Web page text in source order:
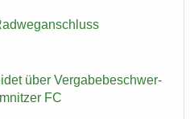
über Ver­ga­be­be­schwer­
FC